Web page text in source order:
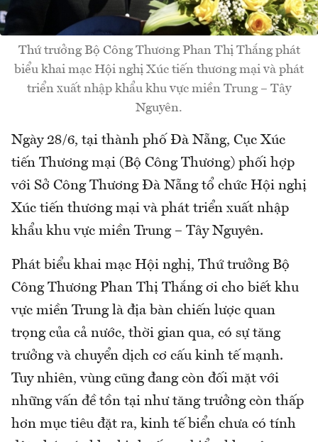
Thứ trưởng Bộ Công Thương Phan Thị Thắng phát
biểu khai mạc Hội nghị Xúc tiến thương mại và phát
triển xuất nhập khẩu khu vực miền Trung – Tây
Nguyên.
Ngày 28/6, tại thành phố Đà Nẵng, Cục Xúc
tiến Thương mại (Bộ Công Thương) phối hợp
với Sở Công Thương Đà Nẵng tổ chức Hội nghị
Xúc tiến thương mại và phát triển xuất nhập
khẩu khu vực miền Trung – Tây Nguyên.
Phát biểu khai mạc Hội nghị, Thứ trưởng Bộ
Công Thương Phan Thị Thắng ơi cho biết khu
vực miền Trung là địa bàn chiến lược quan
trọng của cả nước, thời gian qua, có sự tăng
trưởng và chuyển dịch cơ cấu kinh tế mạnh.
Tuy nhiên, vùng cũng đang còn đối mặt với
những vấn đề tồn tại như tăng trưởng còn thấp
hơn mục tiêu đặt ra, kinh tế biển chưa có tính